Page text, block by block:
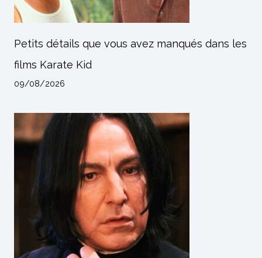
Petits détails que vous avez manqués dans les
films Karate Kid
09/08/2026